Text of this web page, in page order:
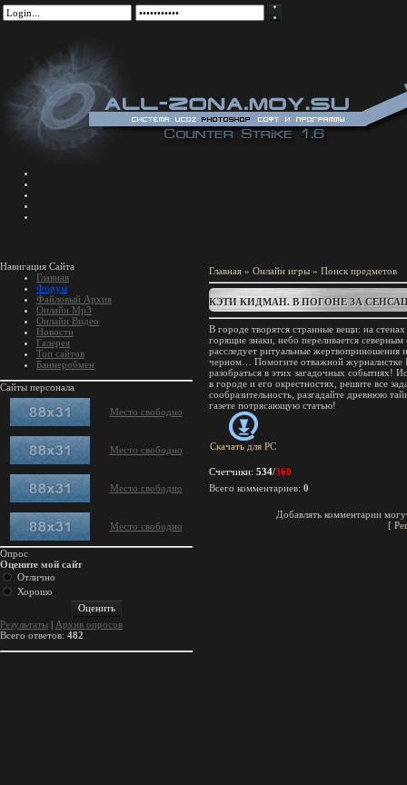
Навигация Сайта
Главная
Форум
Файловый Архив
Онлайн Mp3
Онлайн Видео
Новости
Галерея
Топ сайтов
Баннеробмен
Сайты персонала
Место свободно
Место свободно
Место свободно
Место свободно
Опрос
Оцените мой сайт
Отлично
Хорошо
Результаты | Архив опросов
Всего ответов: 482
Главная » Онлайн игры » Поиск предметов
КЭТИ КИДМАН. В ПОГОНЕ ЗА
В городе творятся странные вещи: на
горящие знаки, небо переливается
расследует ритуальные жертвоприношения
черном… Помогите отважной журналистке
разобраться в этих загадочных событиях!
в городе и его окрестностях, решите все
сообразительность, разгадайте древнюю
газете потрясающую статью!
Скачать для PC
Счетчики: 534/360
Всего комментариев: 0
Добавлять комментарии
[